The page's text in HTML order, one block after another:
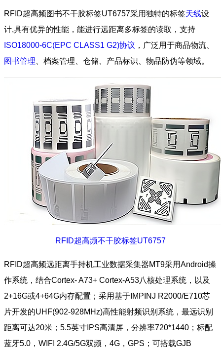
RFID超高频图书不干胶标签UT6757采用独特的标签天线设
计,具有优异的性能，能进行远距离多标签的读取，支持
ISO18000-6C(EPC CLASS1 G2)协议 ，广泛用于商品物流、
图书管理 、档案管理、仓储、产品标识、物品防伪等领域。
RFID超高频不干胶标签UT6757
RFID超高频远距离手持机工业数据采集器MT9采用Android操
作系统，结合Cortex- A73+ Cortex-A53八核处理系统，以及
2+16G或4+64G内存配置；采用基于IMPINJ R2000/E710芯
片开发的UHF(902-928MHz)高性能射频识别系统，最远识别
距离可达20米；5.5英寸IPS高清屏，分辨率720*1440；标配
蓝牙5.0，WIFI 2.4G/5G双频，4G，GPS；可搭载GJB